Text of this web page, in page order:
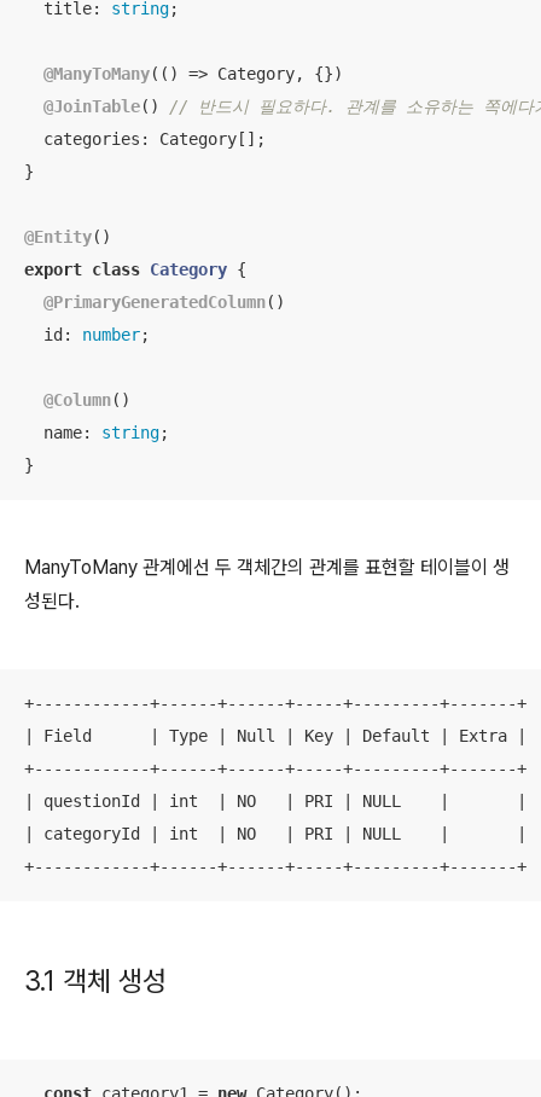
title: string;
@ManyToMany( () => Category, {})
@JoinTable()
// 반드시 필요하다. 관계를 소유하는 쪽에다
categories : Category[];
}
@Entity
export class Category {
@PrimaryGeneratedColumn()
id : number;
@Column()
name: string;
}
ManyToMany 관계에선 두 객체간의 관계를 표현할 테이블이 생
성된다.
+------------+------+------+-----+---------+-------+
| Field      | Type | Null | Key | Default | Extra |
+------------+------+------+-----+---------+-------+
| questionId | int  | NO   | PRI | NULL    |       |
| categoryId | int  | NO   | PRI | NULL    |       |
+------------+------+------+-----+---------+-------+
3.1 객체 생성